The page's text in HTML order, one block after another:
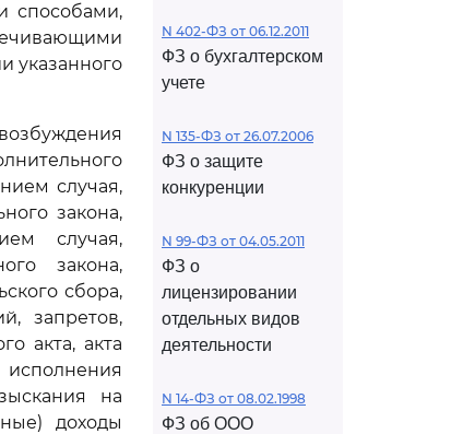
способами,
указанного
случая,
закона,
случая,
закона,
сбора,
запретов,
акта, акта
на
доходы
N 402-ФЗ от 06.12.2011
ФЗ о бухгалтерском
учете
N 135-ФЗ от 26.07.2006
ФЗ о защите
конкуренции
N 99-ФЗ от 04.05.2011
ФЗ о
лицензировании
отдельных видов
деятельности
N 14-ФЗ от 08.02.1998
ФЗ об ООО